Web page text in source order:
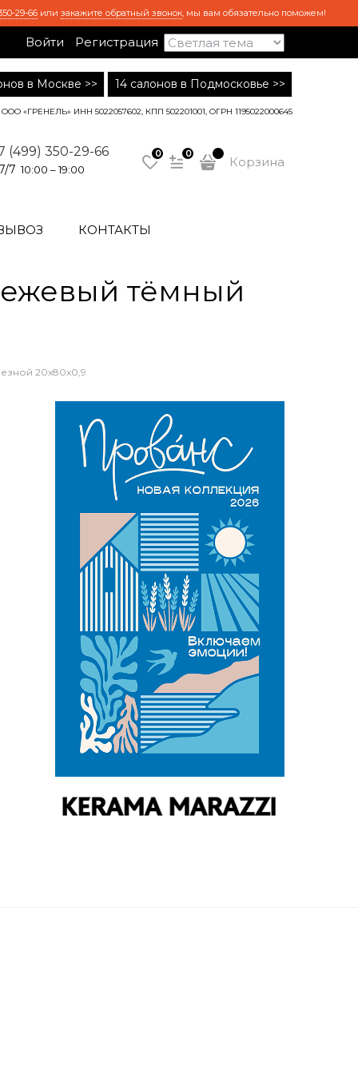
29-66 или закажите обратный звонок, мы вам обязательно поможем!
Войти Регистрация
в Москве >> 14 салонов в Подмосковье >>
ООО «ГРЕНЕЛЬ» ИНН 5022057602, КПП 502201001, ОГРН 1195022000645
(499) 350-29-66
7 10:00 – 19:00
0 0
Корзина
КОНТАКТЫ
тёмный
20x80x0,9